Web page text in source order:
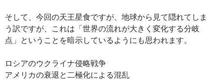
そして、今回の天王星食ですが、地球から見て隠れてしま
う訳ですが、これは「世界の流れが大きく変化する分岐
点」ということを暗示しているようにも思われます。
ロシアのウクライナ侵略戦争
アメリカの衰退と二極化による混乱